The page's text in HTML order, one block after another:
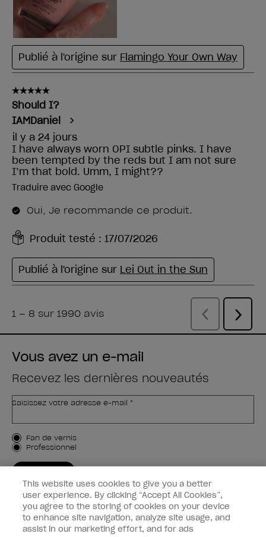
Vous avez un e-mail
Recevez les dernières nouveautés
Saisissez votre adresse e-mail *
Type de client
Fan de vernis
Professionnel
Informations clients
Connectez-Vous
This website uses cookies to give you a better
user experience. By clicking “Accept All Cookies”,
you agree to the storing of cookies on your device
to enhance site navigation, analyze site usage, and
assist in our marketing effort, and for ads